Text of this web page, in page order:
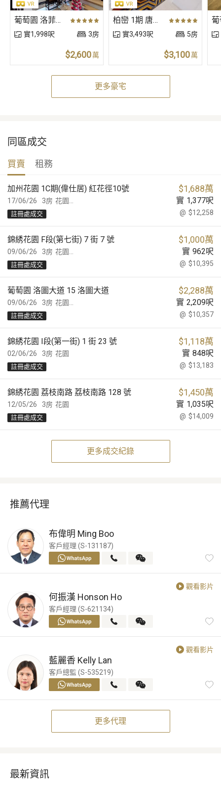
葡萄園 洛菲大道 洛菲大道〈獨立屋〉
實1,998呎 3房
$2,600萬
柏巒 1期 唐人新村路116號（獨立屋）
實3,493呎 5房
$3,100萬
更多豪宅
同區成交
買賣 租務
17/06/26
加州花園 1C期(偉仕居) 紅花徑10號 $1,688萬
花園... 實 1,377呎
3房
@ $12,258
註冊處成交
09/06/26
錦綉花園 F段(第七街) 7 街 7 號 $1,000萬
花園... 實 962呎
3房
@ $10,395
註冊處成交
09/06/26
葡萄園 洛圖大道 15 洛圖大道 $2,288萬
花園... 實 2,209呎
3房
@ $10,357
註冊處成交
02/06/26
錦綉花園 I段(第一街) 1 街 23 號 $1,118萬
花園 實 848呎
3房
@ $13,183
註冊處成交
12/05/26
錦綉花園 荔枝南路 荔枝南路 128 號 $1,450萬
花園 實 1,035呎
3房
@ $14,009
註冊處成交
更多成交紀錄
推薦代理
布偉明 Ming Boo
客戶經理 (S-131187)
觀看影片
何振漢 Honson Ho
客戶經理 (S-621134)
觀看影片
藍麗香 Kelly Lan
客戶總監 (S-535219)
更多代理
最新資訊